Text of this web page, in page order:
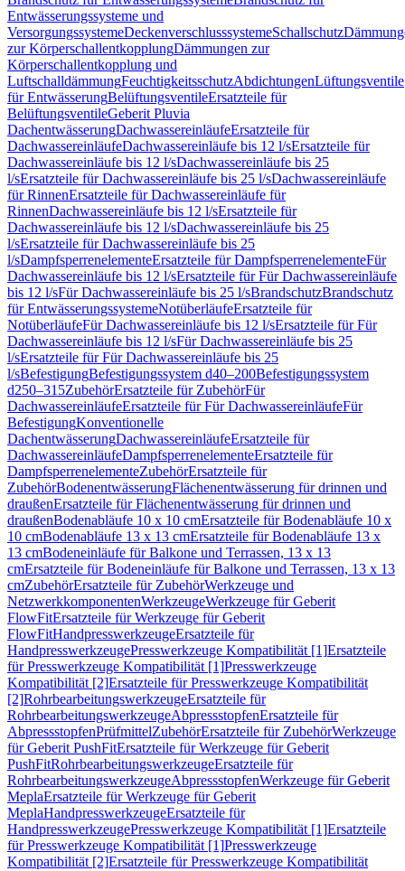
Entwässerungssysteme und
VersorgungssystemeDeckenverschlusssystemeSchallschutz
zur KörperschallentkopplungDämmungen zur
Körperschallentkopplung und
LuftschalldämmungFeuchtigkeitsschutzAbdichtungenLüftungsventile
für EntwässerungBelüftungsventileErsatzteile für
BelüftungsventileGeberit Pluvia
DachentwässerungDachwassereinläufeErsatzteile für
DachwassereinläufeDachwassereinläufe bis 12 l/sErsatzteile für
Dachwassereinläufe bis 12 l/sDachwassereinläufe bis 25
l/sErsatzteile für Dachwassereinläufe bis 25 l/sDachwassereinläufe
für RinnenErsatzteile für Dachwassereinläufe für
RinnenDachwassereinläufe bis 12 l/sErsatzteile für
Dachwassereinläufe bis 12 l/sDachwassereinläufe bis 25
l/sErsatzteile für Dachwassereinläufe bis 25
l/sDampfsperrenelementeErsatzteile für DampfsperrenelementeFür
Dachwassereinläufe bis 12 l/sErsatzteile für Für Dachwassereinläufe
bis 12 l/sFür Dachwassereinläufe bis 25 l/sBrandschutzBrandschutz
für EntwässerungssystemeNotüberläufeErsatzteile für
NotüberläufeFür Dachwassereinläufe bis 12 l/sErsatzteile für Für
Dachwassereinläufe bis 12 l/sFür Dachwassereinläufe bis 25
l/sErsatzteile für Für Dachwassereinläufe bis 25
l/sBefestigungBefestigungssystem d40–200Befestigungssystem
d250–315ZubehörErsatzteile für ZubehörFür
DachwassereinläufeErsatzteile für Für DachwassereinläufeFür
BefestigungKonventionelle
DachentwässerungDachwassereinläufeErsatzteile für
DachwassereinläufeDampfsperrenelementeErsatzteile für
DampfsperrenelementeZubehörErsatzteile für
ZubehörBodenentwässerungFlächenentwässerung für drinnen und
draußenErsatzteile für Flächenentwässerung für drinnen und
draußenBodenabläufe 10 x 10 cmErsatzteile für Bodenabläufe 10 x
10 cmBodenabläufe 13 x 13 cmErsatzteile für Bodenabläufe 13 x
13 cmBodeneinläufe für Balkone und Terrassen, 13 x 13
cmErsatzteile für Bodeneinläufe für Balkone und Terrassen, 13 x 13
cmZubehörErsatzteile für ZubehörWerkzeuge und
NetzwerkkomponentenWerkzeugeWerkzeuge für Geberit
FlowFitErsatzteile für Werkzeuge für Geberit
FlowFitHandpresswerkzeugeErsatzteile für
HandpresswerkzeugePresswerkzeuge Kompatibilität [1]Ersatzteile
für Presswerkzeuge Kompatibilität [1]Presswerkzeuge
Kompatibilität [2]Ersatzteile für Presswerkzeuge Kompatibilität
[2]RohrbearbeitungswerkzeugeErsatzteile für
RohrbearbeitungswerkzeugeAbpressstopfenErsatzteile für
AbpressstopfenPrüfmittelZubehörErsatzteile für ZubehörWerkzeuge
für Geberit PushFitErsatzteile für Werkzeuge für Geberit
PushFitRohrbearbeitungswerkzeugeErsatzteile für
RohrbearbeitungswerkzeugeAbpressstopfenWerkzeuge für Geberit
MeplaErsatzteile für Werkzeuge für Geberit
MeplaHandpresswerkzeugeErsatzteile für
HandpresswerkzeugePresswerkzeuge Kompatibilität [1]Ersatzteile
für Presswerkzeuge Kompatibilität [1]Presswerkzeuge
Kompatibilität [2]Ersatzteile für Presswerkzeuge Kompatibilität